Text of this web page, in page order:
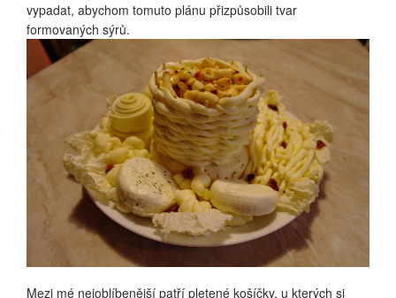
vypadat, abychom tomuto plánu přizpůsobili tvar
formovaných sýrů.
Mezi mé nejoblíbenější patří pletené košíčky, u kterých si